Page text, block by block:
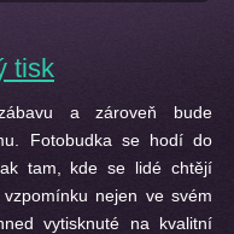
tisk
a zároveň bude
Fotobudka se hodí do
tam, kde se lidé chtějí
nejen ve svém
vytisknuté na kvalitní